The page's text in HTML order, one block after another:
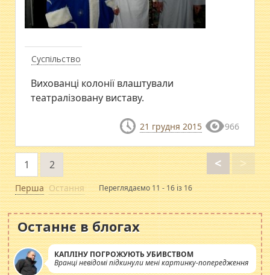
Суспільство
Вихованці колонії влаштували
театралізовану виставу.
21 грудня 2015 966
Перша
<
1 2 >
Остання Переглядаємо 11 - 16 із 16
Останнє в блогах
КАПЛІНУ ПОГРОЖУЮТЬ УБИВСТВОМ
Вранці невідомі підкинули мені картинку-попередження